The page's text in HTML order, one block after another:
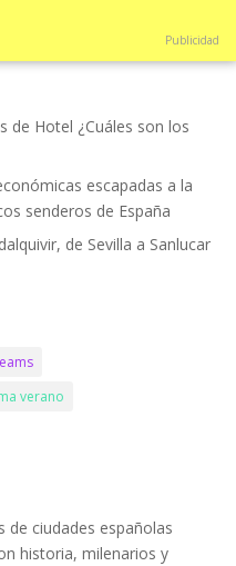
Publicidad
de Hotel ¿Cuáles son los
escapadas a la
senderos de España
de Sevilla a Sanlucar
verano
de ciudades españolas
historia, milenarios y